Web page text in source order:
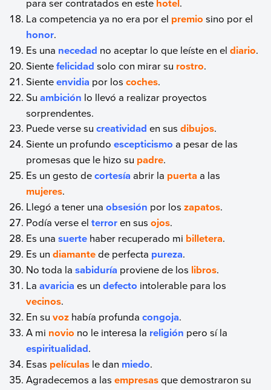
hotel
La competencia ya no era por el premio sino por el
honor.
Es una necedad no aceptar lo que leíste en eldiario.
Sientefelicidad solo con mirar su rostro.
Sienteenvidia por loscoches.
Suambición lo llevó a realizar proyectos
sorprendentes.
Puede verse sucreatividad en susdibujos.
Siente un profundoescepticismo a pesar de las
promesas que le hizo su padre.
Es un gesto decortesía abrir la puertaa las
mujeres.
Llegó a tener unaobsesión por loszapatos.
Podía verse elterroren susojos.
Es unasuerte haber recuperado mi billetera.
Es undiamantede perfecta pureza.
No toda lasabiduría proviene de los libros.
Laavaricia es undefecto intolerable para los
vecinos.
En suvoz había profundacongoja.
A mi novio no le interesa la religión pero sí la
espiritualidad.
Esas películas le dan miedo.
Agradecemos a lasempresasque demostraron su